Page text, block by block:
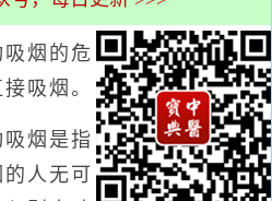
烟的危
吸烟。
烟是指
人无可